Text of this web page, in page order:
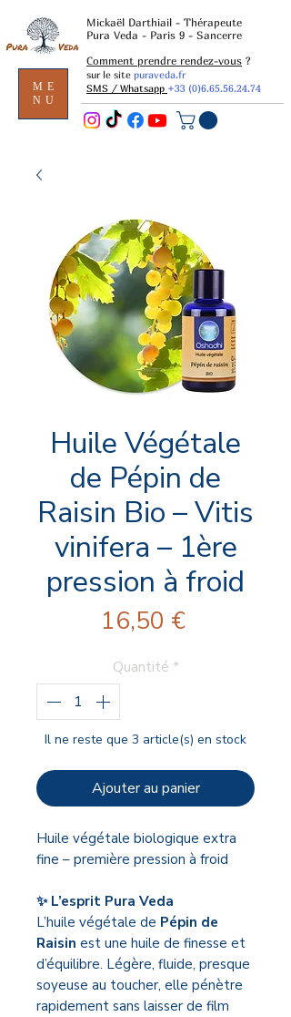
ME
NU
Mickaël Darthiail - Thérapeute
Pura Veda - Paris 9 - Sancerre
Comment prendre rendez-vous ?
sur le site puraveda.fr
SMS / Whatsapp +33 (0)6.65.56.24.74
Huile Végétale
de Pépin de
Raisin Bio – Vitis
vinifera – 1ère
pression à froid
16,50 €Prix
Quantité *
Il ne reste que 3 article(s) en stock
Ajouter au panier
Huile végétale biologique extra
fine – première pression à froid
✨ L’esprit Pura Veda
L’huile végétale de Pépin de
Raisin est une huile de finesse et
d’équilibre. Légère, fluide, presque
soyeuse au toucher, elle pénètre
rapidement sans laisser de film